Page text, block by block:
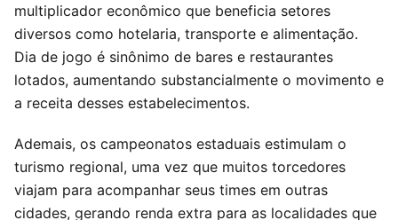
multiplicador econômico que beneficia setores
diversos como hotelaria, transporte e alimentação.
Dia de jogo é sinônimo de bares e restaurantes
lotados, aumentando substancialmente o movimento e
a receita desses estabelecimentos.
Ademais, os campeonatos estaduais estimulam o
turismo regional, uma vez que muitos torcedores
viajam para acompanhar seus times em outras
cidades, gerando renda extra para as localidades que